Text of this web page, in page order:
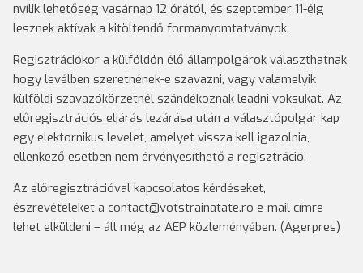
nyílik lehetőség vasárnap 12 órától, és szeptember 11-éig
lesznek aktívak a kitöltendő formanyomtatványok.
Regisztrációkor a külföldön élő állampolgárok választhatnak,
hogy levélben szeretnének-e szavazni, vagy valamelyik
külföldi szavazókörzetnél szándékoznak leadni voksukat. Az
előregisztrációs eljárás lezárása után a választópolgár kap
egy elektornikus levelet, amelyet vissza kell igazolnia,
ellenkező esetben nem érvényesíthető a regisztráció.
Az előregisztrációval kapcsolatos kérdéseket,
észrevételeket a contact@votstrainatate.ro e-mail címre
lehet elküldeni – áll még az AEP közleményében. (Agerpres)